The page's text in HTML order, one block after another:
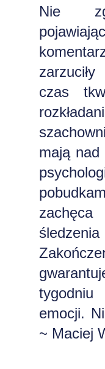
Nie
czas
mają nad
emocji.
~ Maciej